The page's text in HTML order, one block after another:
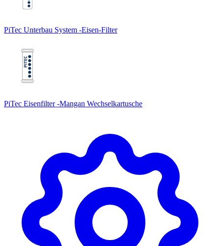
PiTec Unterbau System -Eisen-Filter
PiTec Eisenfilter -Mangan Wechselkartusche